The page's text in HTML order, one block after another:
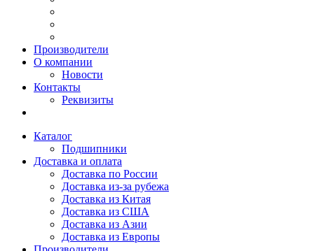
Производители
О компании
Новости
Контакты
Реквизиты
Каталог
Подшипники
Доставка и оплата
Доставка по России
Доставка из-за рубежа
Доставка из Китая
Доставка из США
Доставка из Азии
Доставка из Европы